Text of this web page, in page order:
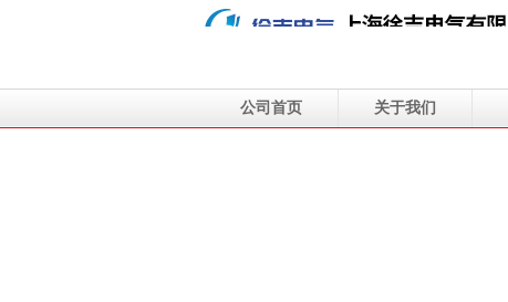
公司首页 关于我们